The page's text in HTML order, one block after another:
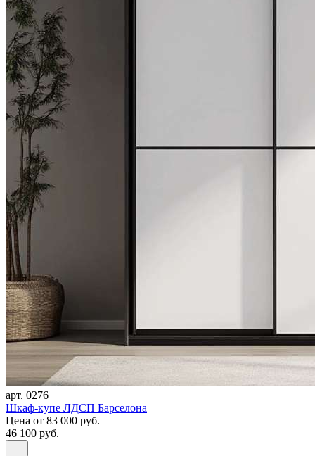
арт. 0276
Шкаф-купе ЛДСП Барселона
Цена от 83 000 руб.
46 100 руб.